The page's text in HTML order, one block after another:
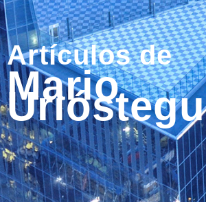
Artículos de
Mario